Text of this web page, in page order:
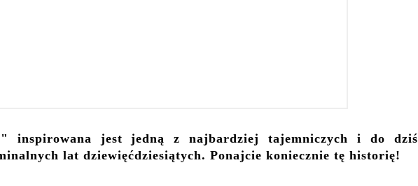
inspirowana jest jedną z najbardziej tajemniczych i do dziś
lat dziewięćdziesiątych. Ponajcie koniecznie tę historię!